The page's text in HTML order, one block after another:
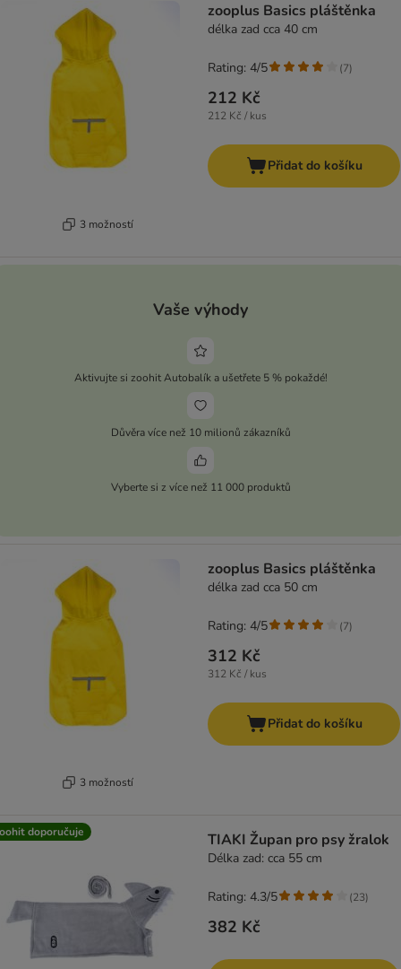
3 možností
zooplus Basics pláštěnka
délka zad cca 40 cm
212 Kč
212 Kč / kus
Rating: 4/5 (7)
Přidat do košíku
Vaše výhody
Aktivujte si zoohit Autobalík a ušetřete 5 % pokaždé!
Důvěra více než 10 milionů zákazníků
Vyberte si z více než 11 000 produktů
3 možností
zooplus Basics pláštěnka
délka zad cca 50 cm
312 Kč
312 Kč / kus
Rating: 4/5 (7)
Přidat do košíku
doporučuje TIAKI Župan pro psy žralok
Délka zad: cca 55 cm
382 Kč
Rating: 4.3/5 (23)